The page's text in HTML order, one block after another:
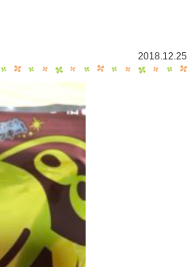
2018.12.25